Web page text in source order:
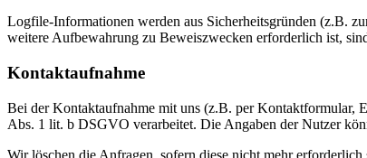
Logfile-Informationen werden aus Sicherheitsgründen (z.B.
weitere Aufbewahrung zu Beweiszwecken erforderlich ist,
Kontaktaufnahme
Bei der Kontaktaufnahme mit uns (z.B. per Kontaktformular,
Abs. 1 lit. b DSGVO verarbeitet. Die Angaben der Nutzer
Wir löschen die Anfragen, sofern diese nicht mehr